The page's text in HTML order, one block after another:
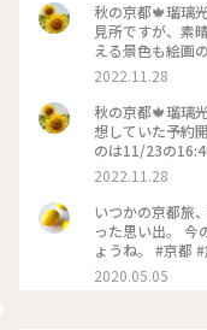
秋の京都🍁瑠璃
見所ですが、素
える景色も絵画
プされてさらに
ると、こちらも
2022.11.23 #秋いろとりどり #Myことりっぷ #瑠璃光院 #紅葉
狩り #紅葉 #京都
2022.11.28
秋の京都🍁瑠璃
想していた予約
のは11/23の
うかしら。昼で
うと不安でした
予想していた以
緑の頃とはまた
のいく写真を撮
を額縁に見立て
ったり。 最初、
2022.11.28
いつかの京都旅
った思い出。 今
ょうね。 #京都
2020.05.05